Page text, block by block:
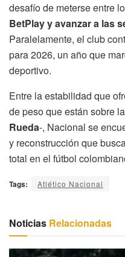
desafío de meterse entre
BetPlay y avanzar a las
Paralelamente, el club
para 2026, un año que
deportivo.
Entre la estabilidad que
de peso que están sobre
Rueda-, Nacional se
y reconstrucción que
total en el fútbol
Tags: Atlético Nacional
Noticias Relacionadas